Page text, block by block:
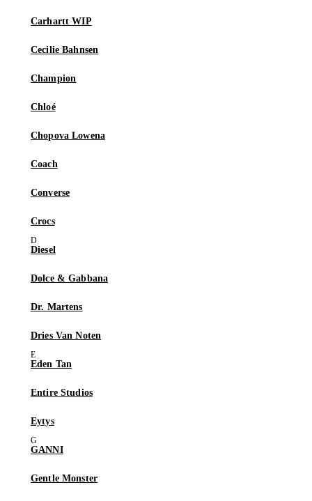
Carhartt WIP
Cecilie Bahnsen
Champion
Chloé
Chopova Lowena
Coach
Converse
Crocs
Diesel
Dolce & Gabbana
Dr. Martens
Dries Van Noten
Eden Tan
Entire Studios
Eytys
GANNI
Gentle Monster